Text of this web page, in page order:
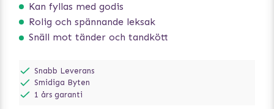
Kan fyllas med godis
Rolig och spännande leksak
Snäll mot tänder och tandkött
Snabb Leverans
Smidiga Byten
1 års garanti